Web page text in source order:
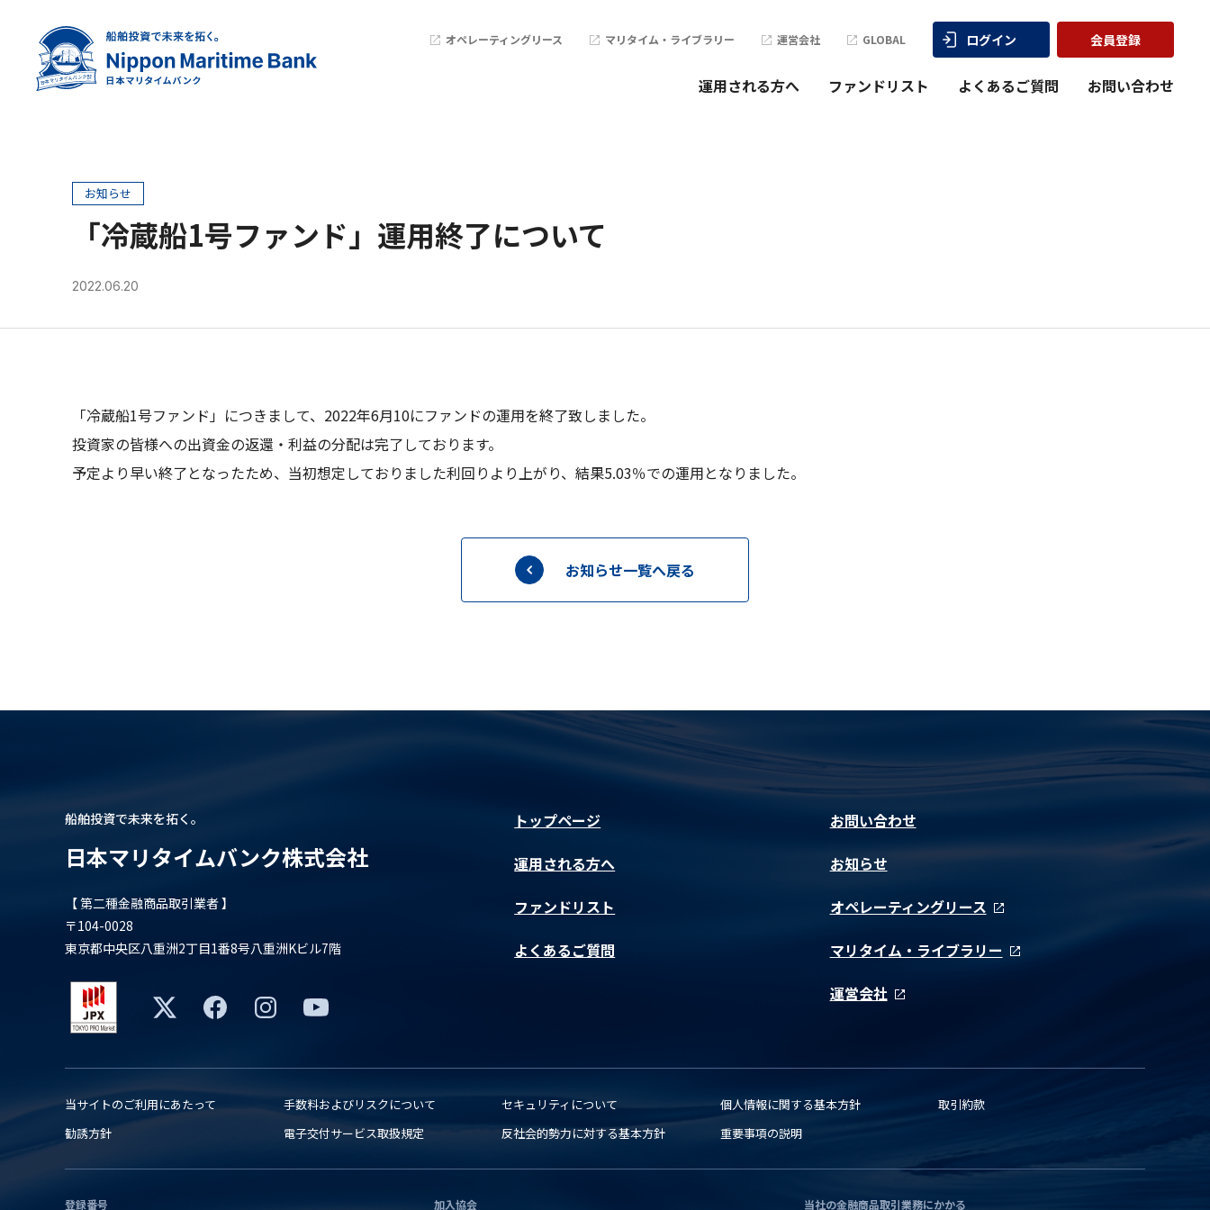
運用される方へ ファンドリスト よくあるご質問 お問い合わせ
オペレーティングリース マリタイム・ライブラリー 運営会社 GLOBAL ログイン 会員登録
お知らせ
「冷蔵船1号ファンド」運用終了について
2022.06.20
「冷蔵船1号ファンド」につきまして、2022年6月10にファンドの運用を終了致しました。
投資家の皆様への出資金の返還・利益の分配は完了しております。
予定より早い終了となったため、当初想定しておりました利回りより上がり、結果5.03％での運用となりました。
お知らせ一覧へ戻る
船舶投資で未来を拓く。
日本マリタイムバンク株式会社
【 第二種金融商品取引業者 】
〒104-0028
東京都中央区八重洲2丁目1番8号八重洲Kビル7階
トップページ
運用される方へ
ファンドリスト
よくあるご質問
お問い合わせ
お知らせ
オペレーティングリース
マリタイム・ライブラリー
運営会社
当サイトのご利用にあたって 手数料およびリスクについて セキュリティについて 個人情報に関する基本方針
取引約款
勧誘方針
電子交付サービス取扱規定 反社会的勢力に対する基本方針 重要事項の説明
登録番号 加入協会 当社の金融商品取引業務にかかる